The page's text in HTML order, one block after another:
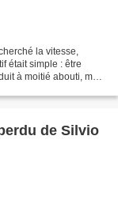
la vitesse,
était simple : être
à moitié abouti, mais
de Silvio